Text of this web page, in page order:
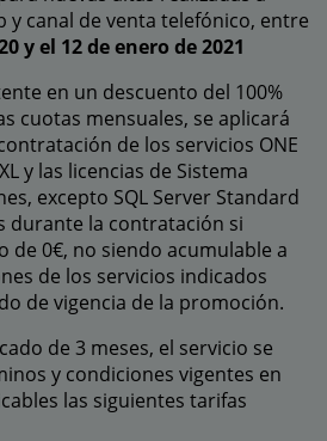
y canal de venta telefónico, entre
y el 12 de enero de 2021
en un descuento del 100%
cuotas mensuales, se aplicará
de los servicios ONE
y las licencias de Sistema
excepto SQL Server Standard
durante la contratación si
de 0€, no siendo acumulable a
de los servicios indicados
de vigencia de la promoción.
de 3 meses, el servicio se
y condiciones vigentes en
las siguientes tarifas